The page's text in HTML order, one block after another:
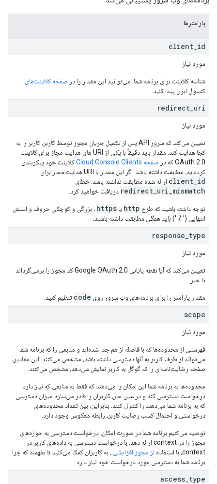
پارامترها
client id
مورد نیاز
شناسه کلاینت برای برنامه شما. می‌توانید این مقدار را در صفحه کلاینت‌های
کنسول ابری پیدا کنید.
redirect uri
مورد نیاز
تعیین می‌کند که سرور API پس از تکمیل جریان مجوز توسط کاربر، کاربر را به
کجا هدایت کند. مقدار باید دقیقاً با یکی از URI های هدایت مجاز برای کلاینت
OAuth 2.0 که در
صفحه Cloud Console Clients
کلاینت خود پیکربندی
کرده‌اید، مطابقت داشته باشد. اگر این مقدار با URI هدایت مجاز برای
client_id ارائه شده مطابقت نداشته باشد، خطای
redirect_uri_mismatch دریافت خواهید کرد.
توجه داشته باشید که طرح http یا https ، بزرگی و کوچکی حروف و اسلش
انتهایی (' / ') باید همگی مطابقت داشته باشند.
response type
مورد نیاز
تعیین می‌کند که آیا نقطه پایانی Google OAuth 2.0 کد مجوز را برمی‌گرداند
یا خیر.
مقدار پارامتر را برای برنامه‌های وب سرور روی code تنظیم کنید.
scope
مورد نیاز
فهرستی از محدوده‌ها که با فاصله از هم جدا شده‌اند و منابعی را که برنامه شما
می‌تواند از طرف کاربر به آنها دسترسی داشته باشد، مشخص می‌کنند. این مقادیر،
صفحه رضایت‌نامه‌ای را که گوگل به کاربر نمایش می‌دهد، مشخص می‌کنند.
محدوده‌ها به برنامه شما این امکان را می‌دهند که فقط به منابعی که نیاز دارد
درخواست دسترسی کند و در عین حال کاربران را قادر می‌سازد میزان دسترسی
که به برنامه شما می‌دهند را کنترل کنند. بنابراین، بین تعداد محدوده‌های
درخواستی و احتمال کسب رضایت کاربر، رابطه معکوس وجود دارد.
توصیه می‌کنیم برنامه شما در صورت امکان، درخواست دسترسی به حوزه‌های
مجوز را در context ارائه دهد. با درخواست دسترسی به داده‌های کاربر در
context، با استفاده
از مجوز افزایشی ، به کاربران کمک می‌کنید تا بفهمند که چرا
برنامه شما به دسترسی مورد درخواست خود نیاز دارد.
access type